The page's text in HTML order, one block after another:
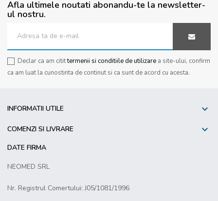
Afla ultimele noutati abonandu-te la newsletter-
ul nostru.
Declar ca am citittermenii si conditiile de utilizare a site-ului, confirm
ca am luat la cunostinta de continut si ca sunt de acord cu acesta.
INFORMATII UTILE 
COMENZI SI LIVRARE 
DATE FIRMA
NEOMED SRL
Nr. Registrul Comertului: J05/1081/1996